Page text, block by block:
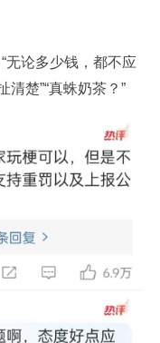
无论多少钱，都不应
清楚”“真蛛奶茶？”